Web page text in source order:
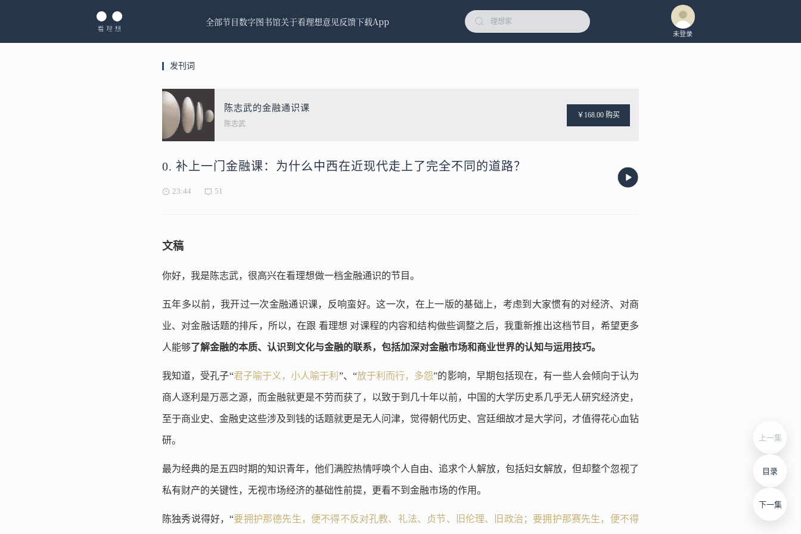
全部节目数字图书馆关于看理想意见反馈下载App
未登录
发刊词
陈志武的金融通识课
陈志武
￥168.00 购买
0. 补上一门金融课：为什么中西在近现代走上了完全不同的道路？
23:44 51
上一集
目录
下一集
文稿
你好，我是陈志武，很高兴在看理想做一档金融通识的节目。
五年多以前，我开过一次金融通识课，反响蛮好。这一次，在上一版的基础上，考虑到大家惯有的对经济、对商
业、对金融话题的排斥，所以，在跟 看理想 对课程的内容和结构做些调整之后，我重新推出这档节目，希望更多
人能够了解金融的本质、认识到文化与金融的联系，包括加深对金融市场和商业世界的认知与运用技巧。
我知道，受孔子“君子喻于义，小人喻于利 ”、“放于利而行，多怨”的影响，早期包括现在，有一些人会倾向于认为
商人逐利是万恶之源，而金融就更是不劳而获了，以致于到几十年以前，中国的大学历史系几乎无人研究经济史，
至于商业史、金融史这些涉及到钱的话题就更是无人问津，觉得朝代历史、宫廷细故才是大学问，才值得花心血钻
研。
最为经典的是五四时期的知识青年，他们满腔热情呼唤个人自由、追求个人解放，包括妇女解放，但却整个忽视了
私有财产的关键性，无视市场经济的基础性前提，更看不到金融市场的作用。
陈独秀说得好，“要拥护那德先生，便不得不反对孔教、礼法、贞节、旧伦理、旧政治；要拥护那赛先生，便不得